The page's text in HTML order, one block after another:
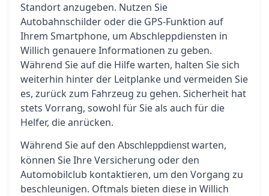
Standort anzugeben. Nutzen Sie
Autobahnschilder oder die GPS-Funktion auf
Ihrem Smartphone, um Abschleppdiensten in
Willich genauere Informationen zu geben.
Während Sie auf die Hilfe warten, halten Sie sich
weiterhin hinter der Leitplanke und vermeiden Sie
es, zurück zum Fahrzeug zu gehen. Sicherheit hat
stets Vorrang, sowohl für Sie als auch für die
Helfer, die anrücken.
Während Sie auf den Abschleppdienstwarten,
können Sie Ihre Versicherung oder den
Automobilclub kontaktieren, um den Vorgang zu
beschleunigen. Oftmals bieten diese in Willich